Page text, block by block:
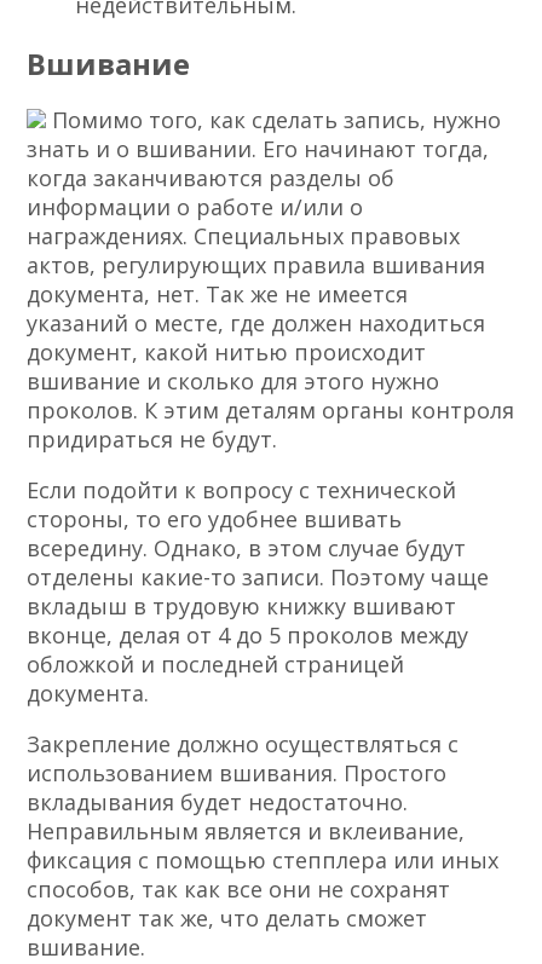
Вшивание
Помимо того, как сделать запись, нужно
знать и о вшивании. Его начинают тогда,
когда заканчиваются разделы об
информации о работе и/или о
награждениях. Специальных правовых
актов, регулирующих правила вшивания
документа, нет. Так же не имеется
указаний о месте, где должен находиться
документ, какой нитью происходит
вшивание и сколько для этого нужно
проколов. К этим деталям органы контроля
придираться не будут.
Если подойти к вопросу с технической
стороны, то его удобнее вшивать
всередину. Однако, в этом случае будут
отделены какие-то записи. Поэтому чаще
вкладыш в трудовую книжку вшивают
вконце, делая от 4 до 5 проколов между
обложкой и последней страницей
документа.
Закрепление должно осуществляться с
использованием вшивания. Простого
вкладывания будет недостаточно.
Неправильным является и вклеивание,
фиксация с помощью степплера или иных
способов, так как все они не сохранят
документ так же, что делать сможет
вшивание.